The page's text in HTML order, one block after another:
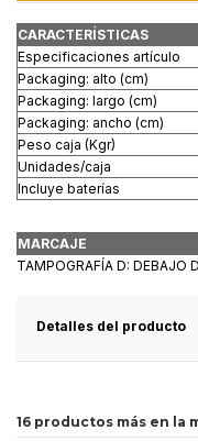
CARACTERÍSTICAS
Especificaciones artículo
Packaging: alto (cm)
Packaging: largo (cm)
Packaging: ancho (cm)
Peso caja (Kgr)
Unidades/caja
Incluye baterías
MARCAJE
TAMPOGRAFÍA D: DEBAJO
Detalles del producto
16 productos más en la